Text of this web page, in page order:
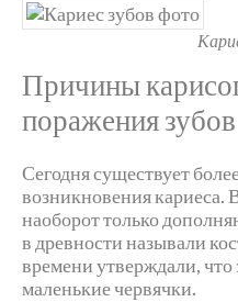
Причины
поражения зубов
Сегодня существует
возникновения кариеса.
наоборот только
в древности называли
времени утверждали,
маленькие червячки.